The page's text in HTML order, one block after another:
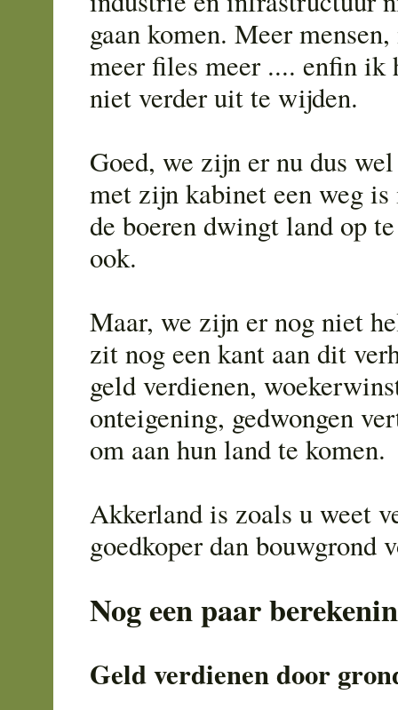
gaan komen. Meer
meer files meer .... enfin ik
niet verder uit te wijden.
Goed, we zijn er nu dus
met zijn kabinet een weg is
de boeren dwingt land op
ook.
Maar, we zijn er nog niet
zit nog een kant aan dit
geld verdienen,
onteigening, gedwongen
om aan hun land te komen.
Akkerland is zoals u weet
goedkoper dan bouwgrond
Nog een paar
Geld verdienen door